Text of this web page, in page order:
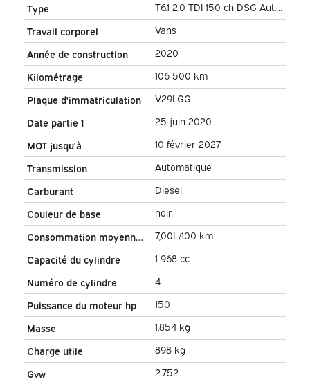
Type
T6.1 2.0 TDI 150 ch DSG Aut.
L2 DC Double Cab (DEMO)
BPM FREE ! Adapt. Cruise/
2.5t Towbar/ NAVI/ Carplay/
Travail corporel
Vans
Année de construction
2020
Kilométrage
106 500 km
Plaque d'immatriculation
V29LGG
Date partie 1
25 juin 2020
MOT jusqu'à
10 février 2027
Transmission
Automatique
Carburant
Diesel
Couleur de base
noir
Consommation moyenne
de carburant
7,00L/100 km
Capacité du cylindre
1 968 cc
Numéro de cylindre
4
Puissance du moteur hp
150
Masse
1,854 kg
Charge utile
898 kg
Gvw
2.752